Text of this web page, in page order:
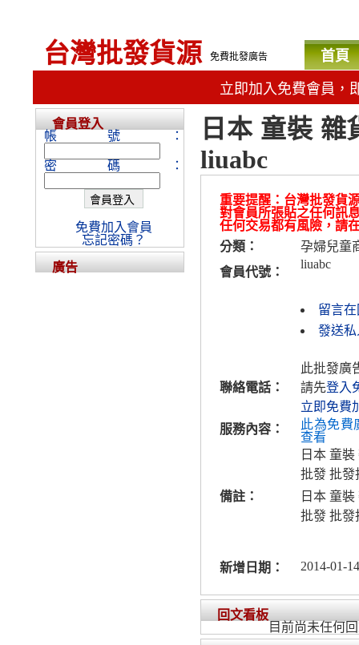
台灣批發貨源 免費批發廣告 首頁
立即加入免費會員，
日本 童裝
liuabc
重要提醒：台灣批發貨
對會員所張貼之任何訊
任何交易都有風險，請
分類：
孕婦兒童
會員代號：
liuabc
留言
發送私
聯絡電話：
此批發廣
請先登入
立即免費
服務內容：
此為免費
查看
日本 童
批發 批發
備註：
日本 童
批發 批發
新增日期： 2014-01-
回文看板
目前尚未任何
會員登入
帳號：
密碼：
免費加入會員
忘記密碼？
廣告